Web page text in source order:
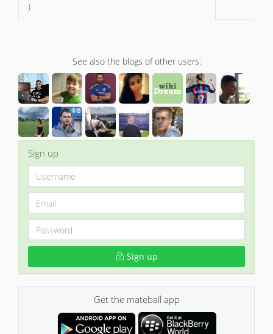
)
See also the blogs of other users:
Sign up
Sign up
Get the mateball app